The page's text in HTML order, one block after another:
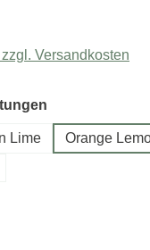
Versandkosten
Lime
Orange